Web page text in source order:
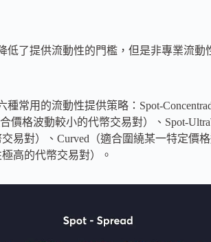
低了提供流動性的門檻，但是非專業流
種常用的流動性提供策略：Spot-
價格波動較小的代幣交易對）、Spot-
易對）、Curved（適合圍繞某一特定價
高的代幣交易對）。